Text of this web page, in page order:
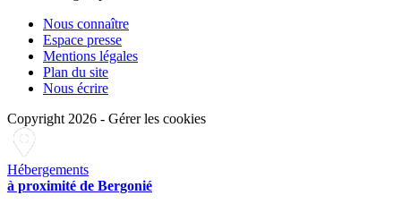
Nous connaître
Espace presse
Mentions légales
Plan du site
Nous écrire
Copyright 2026 - Gérer les cookies
Hébergements
à proximité de Bergonié